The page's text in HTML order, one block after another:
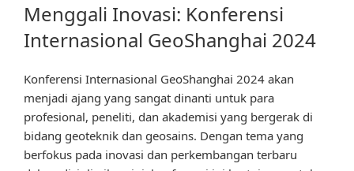
Menggali Inovasi: Konferensi
Internasional GeoShanghai 2024
Konferensi Internasional GeoShanghai 2024 akan
menjadi ajang yang sangat dinanti untuk para
profesional, peneliti, dan akademisi yang bergerak di
bidang geoteknik dan geosains. Dengan tema yang
berfokus pada inovasi dan perkembangan terbaru